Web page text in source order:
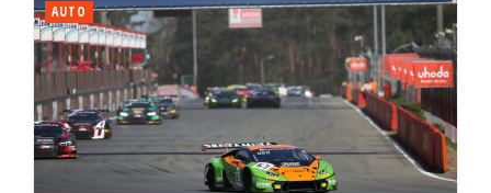
AUTO